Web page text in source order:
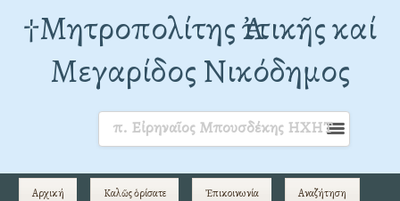
†Mητροπολίτης Ἀττικῆς καί
Μεγαρίδος Νικόδημος
π. Εἰρηναῖος Μπουσδέκης ΗΧΗΤ
Αρχική Καλῶς ὁρίσατε Ἐπικοινωνία Αναζήτηση